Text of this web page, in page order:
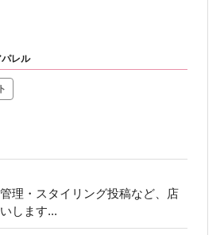
レル
理・スタイリング投稿など、店
します...